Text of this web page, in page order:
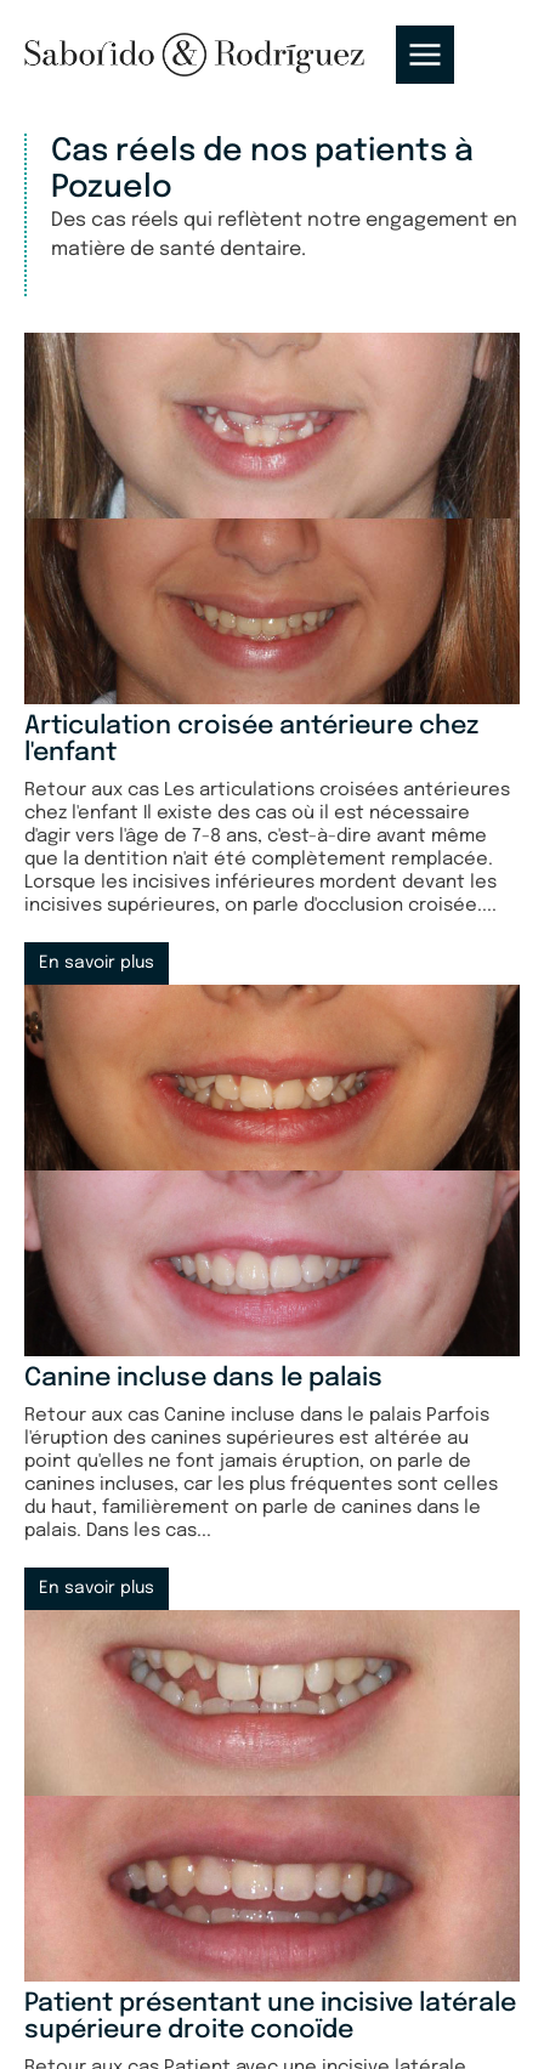
Cas réels de nos patients à
Pozuelo
Des cas réels qui reflètent notre engagement en
matière de santé dentaire.
Articulation croisée antérieure chez
l'enfant
Retour aux cas Les articulations croisées antérieures
chez l'enfant Il existe des cas où il est nécessaire
d'agir vers l'âge de 7-8 ans, c'est-à-dire avant même
que la dentition n'ait été complètement remplacée.
Lorsque les incisives inférieures mordent devant les
incisives supérieures, on parle d'occlusion croisée....
En savoir plus
Canine incluse dans le palais
Retour aux cas Canine incluse dans le palais Parfois
l'éruption des canines supérieures est altérée au
point qu'elles ne font jamais éruption, on parle de
canines incluses, car les plus fréquentes sont celles
du haut, familièrement on parle de canines dans le
palais. Dans les cas...
En savoir plus
Patient présentant une incisive latérale
supérieure droite conoïde